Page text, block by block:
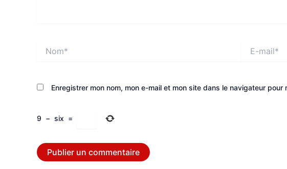
mail*
Enregistrer mon nom, mon e-mail et mon site dans le navigateur pour
9 − six =